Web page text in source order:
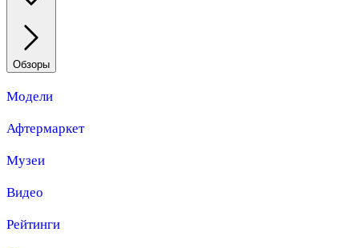
Обзоры
Модели
Афтермаркет
Музеи
Видео
Рейтинги